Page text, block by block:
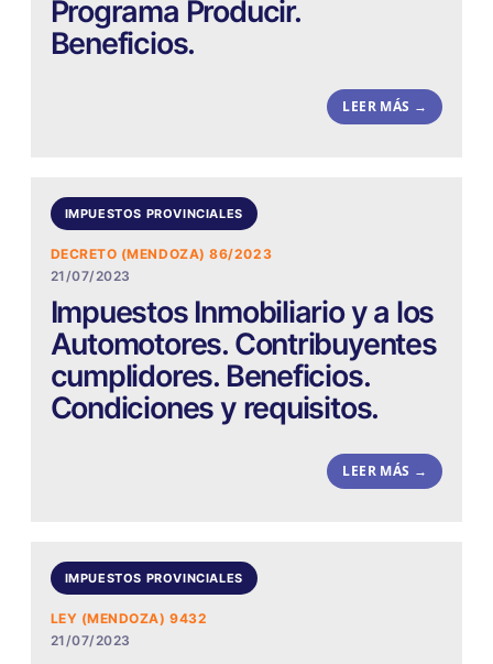
Programa Producir.
Beneficios.
LEER MÁS →
IMPUESTOS PROVINCIALES
DECRETO (MENDOZA) 86/2023
21/07/2023
Impuestos Inmobiliario y a los
Automotores. Contribuyentes
cumplidores. Beneficios.
Condiciones y requisitos.
LEER MÁS →
IMPUESTOS PROVINCIALES
LEY (MENDOZA) 9432
21/07/2023